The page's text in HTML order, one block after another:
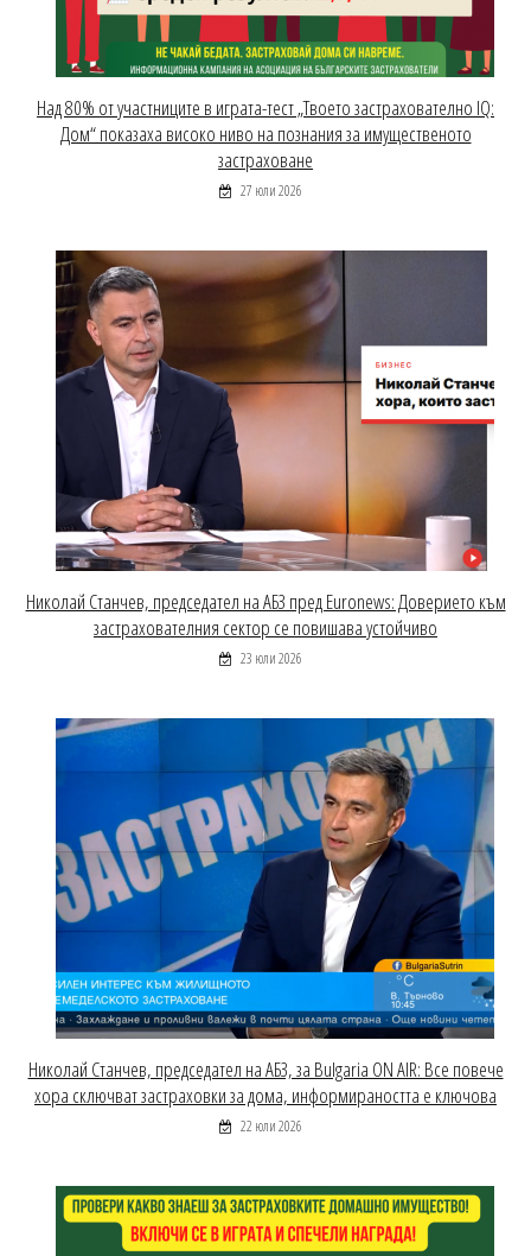
Над 80% от участниците в играта-тест „Твоето застрахователно IQ:
Дом“ показаха високо ниво на познания за имущественото
застраховане
27 юли 2026
Николай Станчев, председател на АБЗ пред Euronews: Доверието към
застрахователния сектор се повишава устойчиво
23 юли 2026
Николай Станчев, председател на АБЗ, за Bulgaria ON AIR: Все повече
хора сключват застраховки за дома, информираността е ключова
22 юли 2026